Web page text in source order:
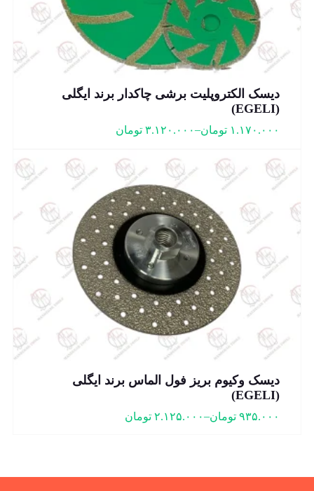
دیسک الکتروپلیت برشی چاکدار برند ایگلی
(EGELI)
۱.۱۷۰.۰۰۰ تومان–۳.۱۲۰.۰۰۰ تومان
دیسک وکیوم بریز فول الماس برند ایگلی
(EGELI)
۹۳۵.۰۰۰ تومان–۲.۱۲۵.۰۰۰ تومان